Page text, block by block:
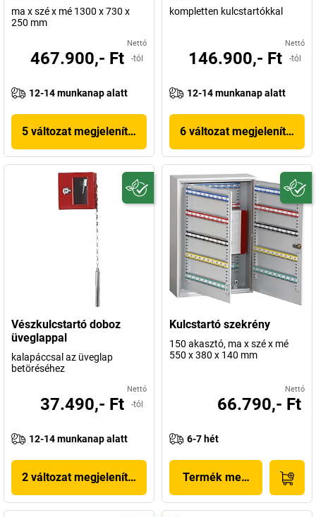
ma x szé x mé 1300 x 730 x
250 mm
Nettó
467.900,- Ft -tól
12-14 munkanap alatt
5 változat megjelenítése
kompletten kulcstartókkal
Nettó
146.900,- Ft -tól
12-14 munkanap alatt
6 változat megjelenítése
Vészkulcstartó doboz
üveglappal
kalapáccsal az üveglap
betöréséhez
Nettó
37.490,- Ft -tól
12-14 munkanap alatt
2 változat megjelenítése
Kulcstartó szekrény
150 akasztó, ma x szé x mé
550 x 380 x 140 mm
Nettó
66.790,- Ft
6-7 hét
Termék megjelenítése